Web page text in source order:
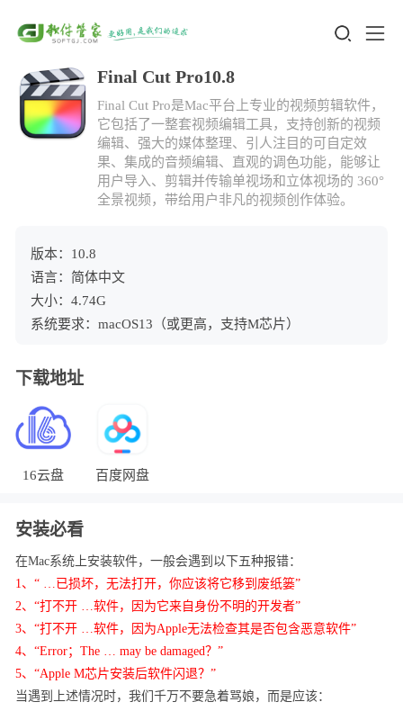
Final Cut Pro10.8
Final Cut Pro是Mac平台上专业的视频剪辑软件，
它包括了一整套视频编辑工具，支持创新的视频
编辑、强大的媒体整理、引人注目的可自定效
果、集成的音频编辑、直观的调色功能，能够让
用户导入、剪辑并传输单视场和立体视场的 360°
全景视频，带给用户非凡的视频创作体验。
版本：10.8
语言：简体中文
大小：4.74G
系统要求：macOS13（或更高，支持M芯片）
下载地址
16云盘 百度网盘
安装必看
在Mac系统上安装软件，一般会遇到以下五种报错：
1、“ …已损坏，无法打开，你应该将它移到废纸篓”
2、“打不开 …软件，因为它来自身份不明的开发者”
3、“打不开 …软件，因为Apple无法检查其是否包含恶意软件”
4、“Error；The … may be damaged？”
5、“Apple M芯片安装后软件闪退？”
当遇到上述情况时，我们千万不要急着骂娘，而是应该：